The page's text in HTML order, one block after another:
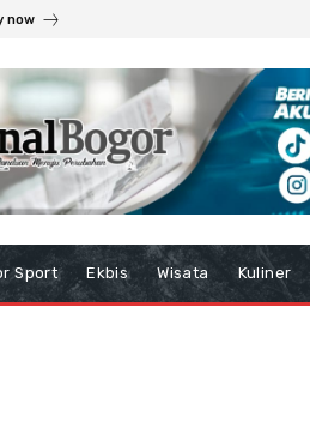
now
Sport Ekbis Wisata Kuliner